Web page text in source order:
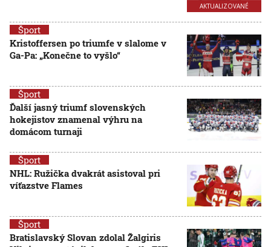
AKTUALIZOVANÉ
Šport
Kristoffersen po triumfe v slalome v
Ga-Pa: „Konečne to vyšlo“
Šport
Ďalší jasný triumf slovenských
hokejistov znamenal výhru na
domácom turnaji
Šport
NHL: Ružička dvakrát asistoval pri
víťazstve Flames
Šport
Bratislavský Slovan zdolal Žalgiris